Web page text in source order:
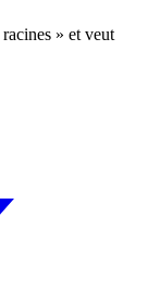
» et veut